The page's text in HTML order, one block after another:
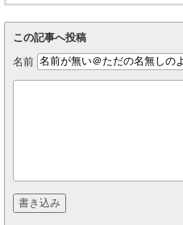
この記事へ投稿
名前